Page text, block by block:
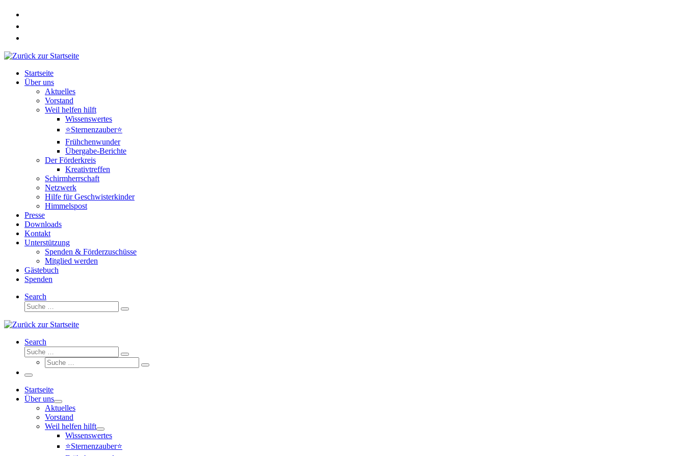
Zum
springen
Startseite
Über uns
Aktuelles
Vorstand
Weil helfen hilft
Wissenswertes
⭐Sternenzauber⭐
Frühchenwunder
Übergabe-Berichte
Der Förderkreis
Kreativtreffen
Schirmherrschaft
Netzwerk
Hilfe für Geschwisterkinder
Himmelspost
Presse
Downloads
Kontakt
Unterstützung
Spenden & Förderzuschüsse
Mitglied werden
Gästebuch
Spenden
Search
Suche
Suche
Search
Suche
Suche
Suche
Suche
Menü
Startseite
Über uns
Aktuelles
Vorstand
Weil helfen hilft
Wissenswertes
⭐Sternenzauber⭐